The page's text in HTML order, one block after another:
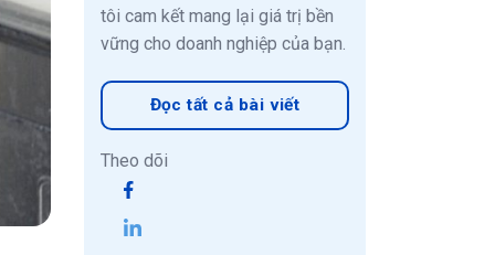
tôi cam kết mang lại giá trị bền
vững cho doanh nghiệp của bạn.
Đọc tất cả bài viết
Theo dõi